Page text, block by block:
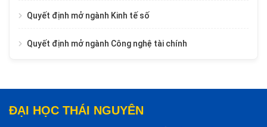
Quyết định mở ngành Kinh tế số
Quyết định mở ngành Công nghệ tài chính
ĐẠI HỌC THÁI NGUYÊN